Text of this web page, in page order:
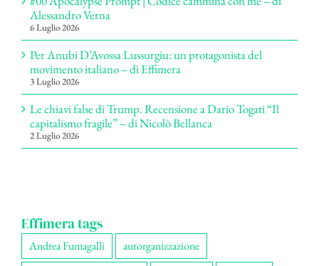
Alessandro Verna
6 Luglio 2026
Per Anubi D’Avossa Lussurgiu: un protagonista del
movimento italiano – di Effimera
3 Luglio 2026
Le chiavi false di Trump. Recensione a Dario Togati “Il
capitalismo fragile” – di Nicolò Bellanca
2 Luglio 2026
Effimera tags
Andrea Fumagalli
autorganizzazione